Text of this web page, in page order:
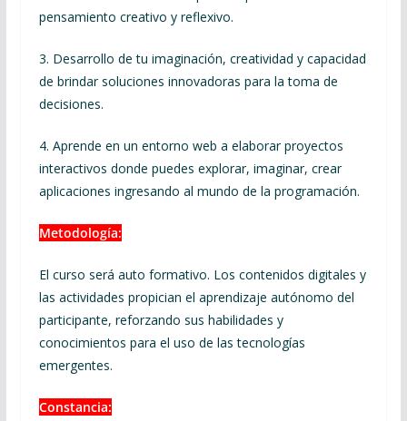
pensamiento creativo y reflexivo.
3. Desarrollo de tu imaginación, creatividad y capacidad
de brindar soluciones innovadoras para la toma de
decisiones.
4. Aprende en un entorno web a elaborar proyectos
interactivos donde puedes explorar, imaginar, crear
aplicaciones ingresando al mundo de la programación.
Metodología:
El curso será auto formativo. Los contenidos digitales y
las actividades propician el aprendizaje autónomo del
participante, reforzando sus habilidades y
conocimientos para el uso de las tecnologías
emergentes.
Constancia: